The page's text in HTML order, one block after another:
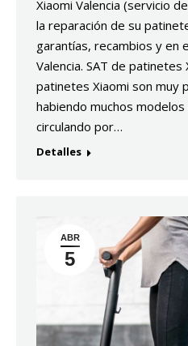
Xiaomi Valencia (servicio
la reparación de su
garantías, recambios y en
Valencia. SAT de patinetes
patinetes Xiaomi son muy
habiendo muchos
circulando por…
Detalles
ABR
5